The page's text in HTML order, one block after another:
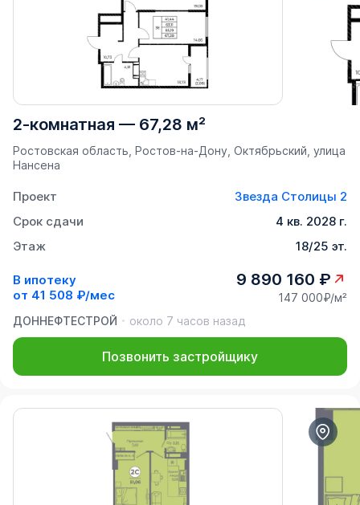
2-комнатная — 67,28 м²
Ростовская область, Ростов-на-Дону, Октябрьский, улица
Нансена
Проект
Звезда Столицы 2
Срок сдачи
4 кв. 2028 г.
Этаж
18/25 эт.
В ипотеку
от 41 508 ₽/мес
9 890 160 ₽
147 000₽/м²
ДОННЕФТЕСТРОЙ
около 7 часов назад
Позвонить застройщику